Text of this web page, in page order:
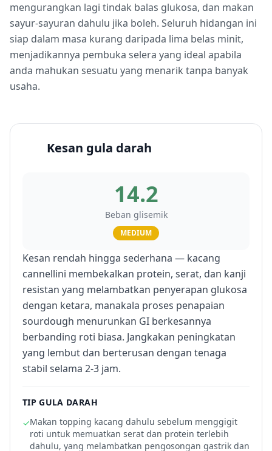
mengurangkan lagi tindak balas glukosa, dan makan
sayur-sayuran dahulu jika boleh. Seluruh hidangan ini
siap dalam masa kurang daripada lima belas minit,
menjadikannya pembuka selera yang ideal apabila
anda mahukan sesuatu yang menarik tanpa banyak
usaha.
Kesan gula darah
14.2
Beban glisemik
MEDIUM
Kesan rendah hingga sederhana — kacang
cannellini membekalkan protein, serat, dan kanji
resistan yang melambatkan penyerapan glukosa
dengan ketara, manakala proses penapaian
sourdough menurunkan GI berkesannya
berbanding roti biasa. Jangkakan peningkatan
yang lembut dan berterusan dengan tenaga
stabil selama 2-3 jam.
TIP GULA DARAH
✓Makan topping kacang dahulu sebelum menggigit
roti untuk memuatkan serat dan protein terlebih
dahulu, yang melambatkan pengosongan gastrik dan